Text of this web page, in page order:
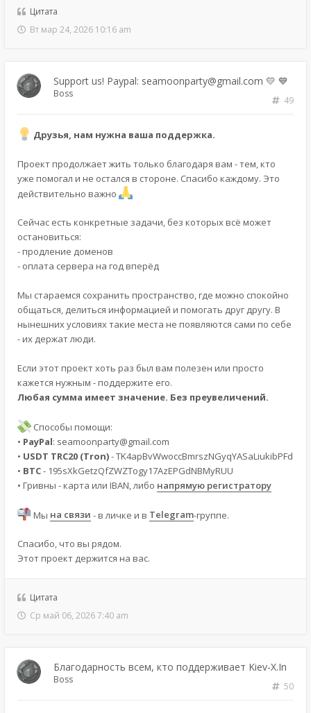
Цитата
Вт мар 24, 2026 10:16 am
Support us! Paypal: seamoonparty@gmail.com 💛 💙
49
Boss
Друзья, нам нужна ваша поддержка.
Проект продолжает жить только благодаря вам - тем, кто
уже помогал и не остался в стороне. Спасибо каждому. Это
действительно важно
Сейчас есть конкретные задачи, без которых всё может
остановиться:
- продление доменов
- оплата сервера на год вперёд
Мы стараемся сохранить пространство, где можно спокойно
общаться, делиться информацией и помогать друг другу. В
нынешних условиях такие места не появляются сами по себе
- их держат люди.
Если этот проект хоть раз был вам полезен или просто
кажется нужным - поддержите его.
Любая сумма имеет значение. Без преувеличений.
Способы помощи:
• PayPal: seamoonparty@gmail.com
• USDT TRC20 (Tron)- TK4apBvWwoccBmrszNGyqYASaLiukibPFd
• BTC- 195sXkGetzQfZWZTogy17AzEPGdNBMyRUU
• Гривны - карта или IBAN, либо напрямую регистратору
Мы на связи - в личке и в Telegram-группе.
Спасибо, что вы рядом.
Этот проект держится на вас.
Цитата
Ср май 06, 2026 7:40 am
Благодарность всем, кто поддерживает Kiev-X.In
50
Boss